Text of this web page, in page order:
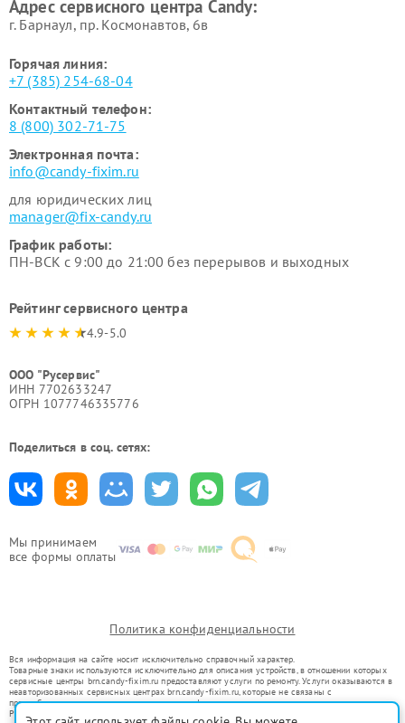
Мы принимаем
все формы оплаты
Адрес сервисного центра Candy:
г. Барнаул, ​пр. Космонавтов, 6в
Горячая линия:
+7 (385) 254-68-04
Контактный телефон:
8 (800) 302-71-75
Электронная почта:
info@candy-fixim.ru
для юридических лиц
manager@fix-candy.ru
График работы:
ПН-ВСК с 9:00 до 21:00 без перерывов и выходных
Рейтинг сервисного центра
4.9-5.0
ООО "Русервис"
ИНН 7702633247
ОГРН 1077746335776
Поделиться в соц. сетях:
Политика конфиденциальности
Вся информация на сайте носит исключительно справочный характер.
Товарные знаки используются исключительно для описания устройств, в отношении которых
сервисные центры brn.candy-fixim.ru предоставляют услуги по ремонту. Услуги оказываются в
неавторизованных сервисных центрах brn.candy-fixim.ru, которые не связаны с
правообладателями товарных знаков или их официальными представителями.
Ремонт осуществляется для устройств, уже введенных в гражданский оборот в соответствии